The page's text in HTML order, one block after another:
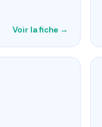
Voir la fiche →